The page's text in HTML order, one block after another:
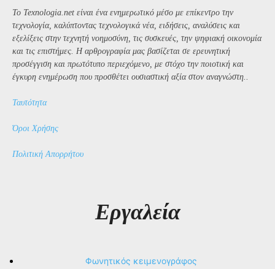
Το Texnologia.net είναι ένα ενημερωτικό μέσο με επίκεντρο την
τεχνολογία, καλύπτοντας τεχνολογικά νέα, ειδήσεις, αναλύσεις και
εξελίξεις στην τεχνητή νοημοσύνη, τις συσκευές, την ψηφιακή οικονομία
και τις επιστήμες. Η αρθρογραφία μας βασίζεται σε ερευνητική
προσέγγιση και πρωτότυπο περιεχόμενο, με στόχο την ποιοτική και
έγκυρη ενημέρωση που προσθέτει ουσιαστική αξία στον αναγνώστη..
Ταυτότητα
Όροι Χρήσης
Πολιτική Απορρήτου
Εργαλεία
Φωνητικός κειμενογράφος